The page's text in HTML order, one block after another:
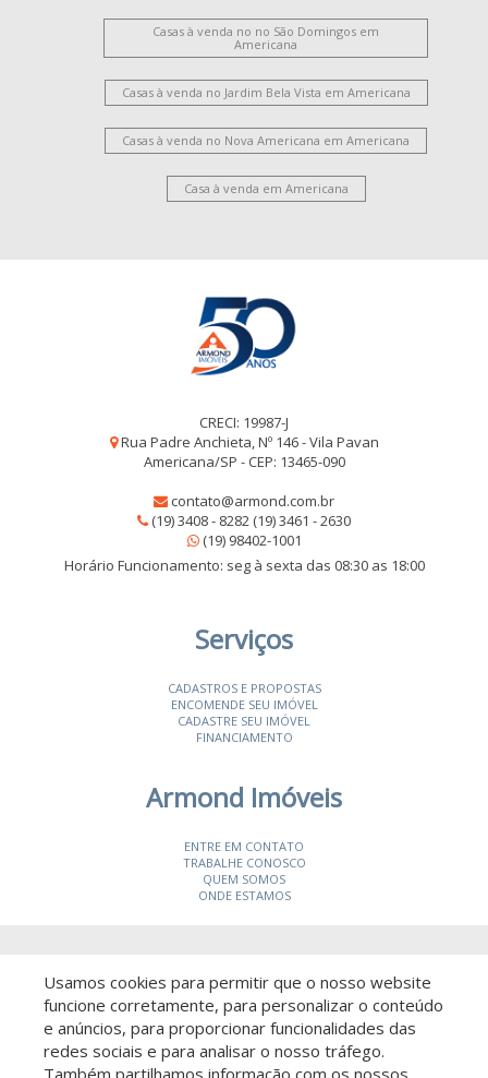
Casas à venda no no São Domingos em
Americana
Casas à venda no Jardim Bela Vista em Americana
Casas à venda no Nova Americana em Americana
Casa à venda em Americana
CRECI: 19987-J
Rua Padre Anchieta, Nº 146 - Vila Pavan
Americana/SP - CEP: 13465-090
contato@armond.com.br
(19) 3408 - 8282 (19) 3461 - 2630
(19) 98402-1001
Horário Funcionamento: seg à sexta das 08:30 as 18:00
Serviços
CADASTROS E PROPOSTAS
ENCOMENDE SEU IMÓVEL
CADASTRE SEU IMÓVEL
FINANCIAMENTO
Armond Imóveis
ENTRE EM CONTATO
TRABALHE CONOSCO
QUEM SOMOS
ONDE ESTAMOS
Usamos cookies para permitir que o nosso website
funcione corretamente, para personalizar o conteúdo
e anúncios, para proporcionar funcionalidades das
redes sociais e para analisar o nosso tráfego.
Também partilhamos informação com os nossos